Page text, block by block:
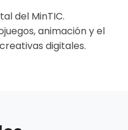
del MinTIC.
animación y el
digitales.